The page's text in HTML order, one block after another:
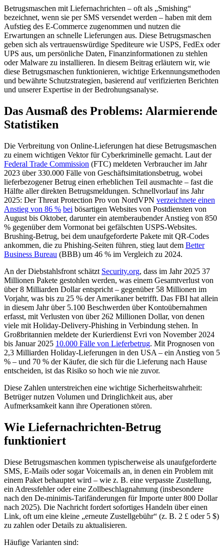
Betrugsmaschen mit Liefernachrichten – oft als „Smishing“
bezeichnet, wenn sie per SMS versendet werden – haben mit dem
Aufstieg des E-Commerce zugenommen und nutzen die
Erwartungen an schnelle Lieferungen aus. Diese Betrugsmaschen
geben sich als vertrauenswürdige Spediteure wie USPS, FedEx oder
UPS aus, um persönliche Daten, Finanzinformationen zu stehlen
oder Malware zu installieren. In diesem Beitrag erläutern wir, wie
diese Betrugsmaschen funktionieren, wichtige Erkennungsmethoden
und bewährte Schutzstrategien, basierend auf verifizierten Berichten
und unserer Expertise in der Bedrohungsanalyse.
Das Ausmaß des Problems: Alarmierende
Statistiken
Die Verbreitung von Online-Lieferungen hat diese Betrugsmaschen
zu einem wichtigen Vektor für Cyberkriminelle gemacht. Laut der
Federal Trade Commission (FTC) meldeten Verbraucher im Jahr
2023 über 330.000 Fälle von Geschäftsimitationsbetrug, wobei
lieferbezogener Betrug einen erheblichen Teil ausmachte – fast die
Hälfte aller direkten Betrugsmeldungen. Schnellvorlauf ins Jahr
2025: Der Threat Protection Pro von NordVPN verzeichnete einen
Anstieg von 86 % bei bösartigen Websites von Postdiensten von
August bis Oktober, darunter ein atemberaubender Anstieg von 850
% gegenüber dem Vormonat bei gefälschten USPS-Websites.
Brushing-Betrug, bei dem unaufgeforderte Pakete mit QR-Codes
ankommen, die zu Phishing-Seiten führen, stieg laut dem Better
Business Bureau (BBB) um 46 % im Vergleich zu 2024.
An der Diebstahlsfront schätzt Security.org, dass im Jahr 2025 37
Millionen Pakete gestohlen werden, was einem Gesamtverlust von
über 8 Milliarden Dollar entspricht – gegenüber 58 Millionen im
Vorjahr, was bis zu 25 % der Amerikaner betrifft. Das FBI hat allein
in diesem Jahr über 5.100 Beschwerden über Kontoübernahmen
erfasst, mit Verlusten von über 262 Millionen Dollar, von denen
viele mit Holiday-Delivery-Phishing in Verbindung stehen. In
Großbritannien meldete der Kurierdienst Evri von November 2024
bis Januar 2025 10.000 Fälle von Lieferbetrug. Mit Prognosen von
2,3 Milliarden Holiday-Lieferungen in den USA – ein Anstieg von 5
% – und 70 % der Käufer, die sich für die Lieferung nach Hause
entscheiden, ist das Risiko so hoch wie nie zuvor.
Diese Zahlen unterstreichen eine wichtige Sicherheitswahrheit:
Betrüger nutzen Volumen und Dringlichkeit aus, aber
Aufmerksamkeit kann ihre Operationen stören.
Wie Liefernachrichten-Betrug
funktioniert
Diese Betrugsmaschen kommen typischerweise als unaufgeforderte
SMS, E-Mails oder sogar Voicemails an, in denen ein Problem mit
einem Paket behauptet wird – wie z. B. eine verpasste Zustellung,
ein Adressfehler oder eine Zollbeschlagnahmung (insbesondere
nach den De-minimis-Tarifänderungen für Importe unter 800 Dollar
nach 2025). Die Nachricht fordert sofortiges Handeln über einen
Link, oft um eine kleine „erneute Zustellgebühr“ (z. B. 2 £ oder 5 $)
zu zahlen oder Details zu aktualisieren.
Häufige Varianten sind: